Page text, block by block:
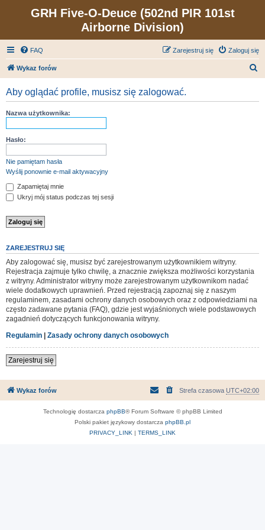
GRH Five-O-Deuce (502nd PIR 101st
Airborne Division)
FAQ Zaloguj się
Zarejestruj się
Wykaz forów
Aby oglądać profile, musisz się zalogować.
Nazwa użytkownika:
Hasło:
Nie pamiętam hasła
Wyślij ponownie e-mail aktywacyjny
Zapamiętaj mnie
Ukryj mój status podczas tej sesji
ZAREJESTRUJ SIĘ
Aby zalogować się, musisz być zarejestrowanym użytkownikiem witryny.
Rejestracja zajmuje tylko chwilę, a znacznie zwiększa możliwości korzystania
z witryny. Administrator witryny może zarejestrowanym użytkownikom nadać
wiele dodatkowych uprawnień. Przed rejestracją zapoznaj się z naszym
regulaminem, zasadami ochrony danych osobowych oraz z odpowiedziami na
często zadawane pytania (FAQ), gdzie jest wyjaśnionych wiele podstawowych
zagadnień dotyczących funkcjonowania witryny.
Regulamin | Zasady ochrony danych osobowych
Zarejestruj się
Wykaz forów Strefa czasowa UTC+02:00
Technologię dostarcza phpBB® Forum Software © phpBB Limited
Polski pakiet językowy dostarcza phpBB.pl
PRIVACY_LINK | TERMS_LINK